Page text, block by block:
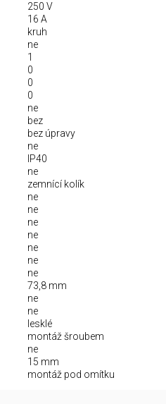
250 V
16 A
kruh
ne
1
0
0
0
ne
bez
bez úpravy
ne
IP40
ne
zemnící kolík
ne
ne
ne
ne
ne
ne
ne
73,8 mm
ne
ne
lesklé
montáž šroubem
ne
15 mm
montáž pod omítku